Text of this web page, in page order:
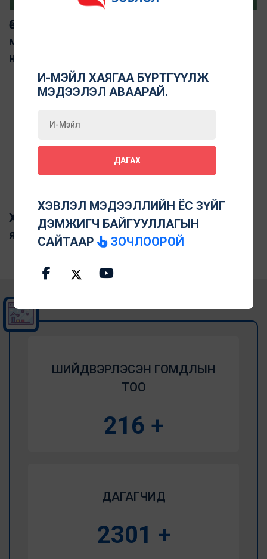
Өөрийн зохицуулалтаар дамжуулан хэвлэл
мэдээллийн хараат бус байдлыг дэмжих
нь
Хэвлэл мэдээллийн өөрийн зохицуулалт
яагаад чухал вэ
ШИЙДВЭРЛЭСЭН ГОМДЛЫН
ТОО
260 +
ДАГАГЧИД
2773 +
И-МЭЙЛ ХАЯГАА БҮРТГҮҮЛЖ
МЭДЭЭЛЭЛ АВААРАЙ.
ДАГАХ
ХЭВЛЭЛ МЭДЭЭЛЛИЙН ЁС ЗҮЙГ
ДЭМЖИГЧ БАЙГУУЛЛАГЫН
САЙТААР
ЗОЧЛООРОЙ